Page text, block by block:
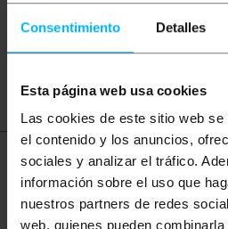
Consentimiento Detalles
Esta página web usa cookies
Las cookies de este sitio web
el contenido y los anuncios,
sociales y analizar el tráfico.
información sobre el uso que
nuestros partners de redes
web, quienes pueden
Convertisseur USB USB
Plus